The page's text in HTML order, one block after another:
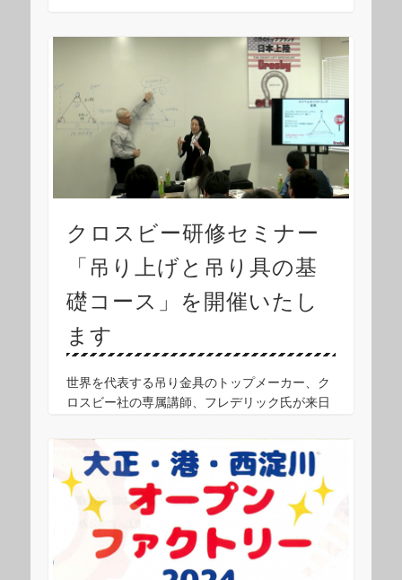
クロスビー研修セミナー
「吊り上げと吊り具の基
礎コース」を開催いたし
ます
世界を代表する吊り金具のトップメーカー、ク
ロスビー社の専属講師、フレデリック氏が来日
ー「吊り上げと吊り具の基礎コース」を開催い
たします。 世界各国で開催されているクロスビ
ーのセ …